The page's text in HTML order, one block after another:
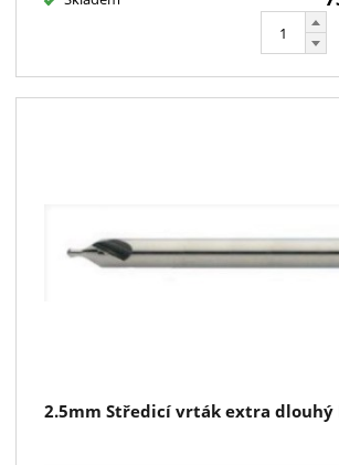
2.5mm Středicí vrták extra dlouhý